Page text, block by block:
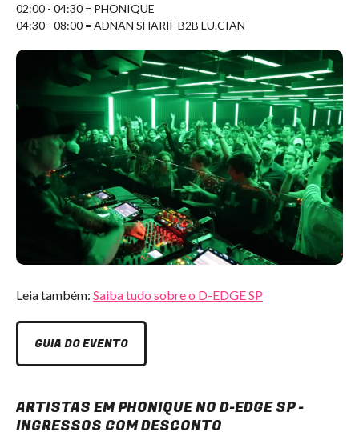
02:00 - 04:30 = PHONIQUE
04:30 - 08:00 = ADNAN SHARIF B2B LU.CIAN
Leia também: Saiba tudo sobre o D-EDGE SP
GUIA DO EVENTO
ARTISTAS EM PHONIQUE NO D-EDGE SP -
INGRESSOS COM DESCONTO